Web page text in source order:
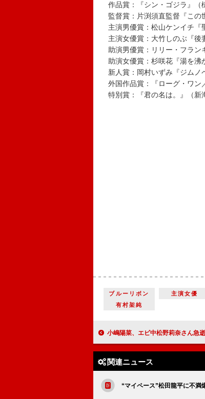
作品賞：『シン・ゴジラ』（
監督賞：片渕須直監督『この
主演男優賞：松山ケンイチ『
主演女優賞：大竹しのぶ『後
助演男優賞：リリー・フラン
助演女優賞：杉咲花『湯を沸
新人賞：岡村いずみ『ジムノ
外国作品賞：『ローグ・ワン
特別賞：『君の名は。』（新
ブルーリボン 主演女優
有村架純
小嶋陽菜、エビ中松野莉奈さん急逝にコメント 注目していたと明
関連ニュース
“マイペース”松田龍平に不